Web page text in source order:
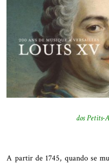
dos Petits-
A partir de 1745, quando se